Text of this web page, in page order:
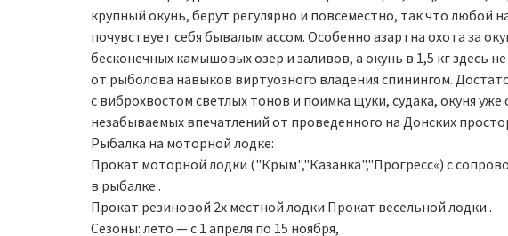
крупный окунь, берут регулярно и повсеместно, так что любой
почувствует себя бывалым ассом. Особенно азартна охота за
бесконечных камышовых озер и заливов, а окунь в 1,5 кг здесь
от рыболова навыков виртуозного владения спинингом.
с виброхвостом светлых тонов и поимка щуки, судака, окуня уже
незабываемых впечатлений от проведенного на Донских
Рыбалка на моторной лодке:
Прокат моторной лодки ("Крым","Казанка","Прогресс«) с
в рыбалке .
Прокат резиновой 2х местной лодки Прокат весельной лодки .
Сезоны: лето — с 1 апреля по 15 ноября,